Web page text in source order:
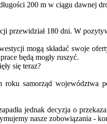
200 m w ciągu dawnej
przewidział 180 dni. W
mogą składać swoje
będą mogły ruszyć.
się teraz?
samorząd województwa
jednak decyzja o
nasze zobowiązania -